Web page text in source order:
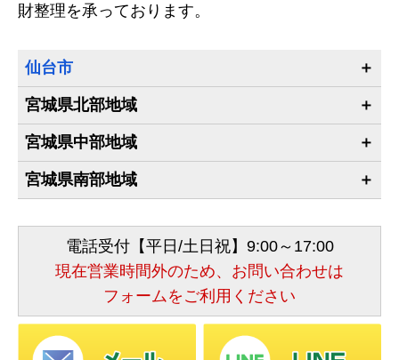
財整理を承っております。
仙台市
宮城県北部地域
宮城県中部地域
宮城県南部地域
電話受付【平日/土日祝】9:00～17:00
現在営業時間外のため、お問い合わせは
フォームをご利用ください